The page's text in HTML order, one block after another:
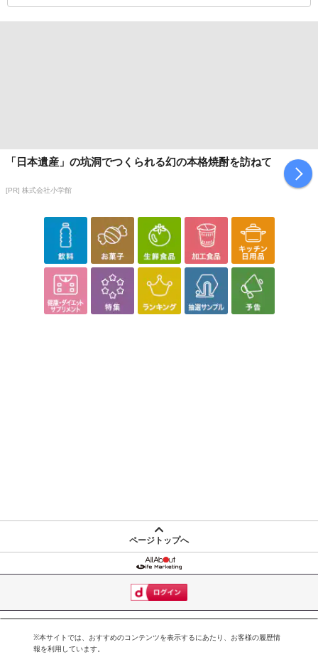
また、お届け日時のご指定は、お受けできません。宅配業者からの
不在票にてご対応ください。
※発送予定日は前後する場合がございます。また商品によって発送
日が異なります。
※dショッピングサンプル百貨店よりお届けする商品は、ご利用いた
だいた後のご感想をいただくことを目的としており、転売等は固く
転売等、目的以外での利用が確認された場合は、サービス利用を停
止させていただきます。
【配送伝票番号について】
その他共通および商品カテゴリー別注意事項（※必ずご確認くだ
さい）
こちらの情報は 2026-07-09 14:13:35.0での情報となります。
「日本遺産」の坑洞でつくられる幻の本格焼酎を訪ねて
[PR] 株式会社小学館
ページトップへ
※本サイトでは、おすすめのコンテンツを表示するにあたり、お客様の履歴情
報を利用しています。